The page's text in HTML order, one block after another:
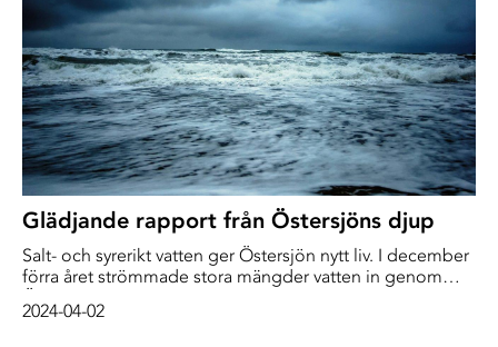
Glädjande rapport från Östersjöns djup
Salt- och syrerikt vatten ger Östersjön nytt liv. I december
förra året strömmade stora mängder vatten in genom
att inflödet redan har haft positiva effekter.
2024-04-02